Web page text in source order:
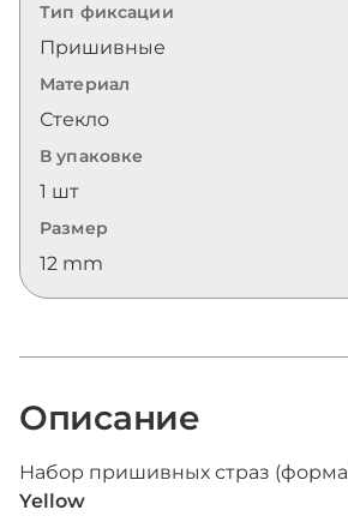
Тип фиксации
Пришивные
Материал
Стекло
В упаковке
1 шт
Размер
12 mm
Описание
Набор пришивных страз (форма
Yellow